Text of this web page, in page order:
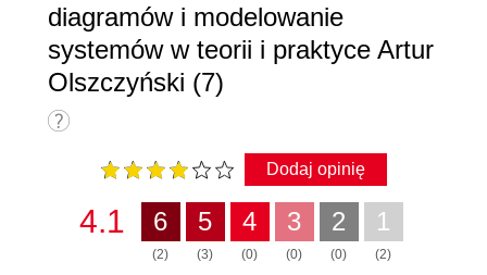
diagramów i modelowanie
systemów w teorii i praktyce Artur
Olszczyński (7)
Dodaj opinię
4.1 6
(2)
5
(3)
4
(0)
3
(0)
2
(0)
1
(2)